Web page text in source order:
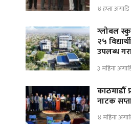
४ हप्ता अगाडि
ग्लोबल
२५
उपलब्ध
३ महिना
काठमाडौँ
नाटक
४ महिना